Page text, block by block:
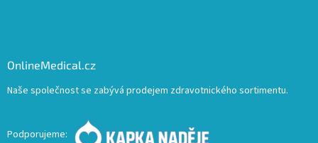
OnlineMedical.cz
Naše společnost se zabývá prodejem zdravotnického sortimentu.
Podporujeme: